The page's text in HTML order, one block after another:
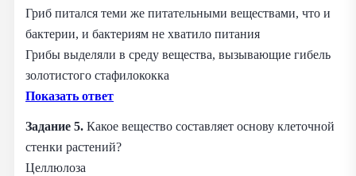
Гриб питался теми же питательными веществами, что и
бактерии, и бактериям не хватило питания
Грибы выделяли в среду вещества, вызывающие гибель
золотистого стафилококка
Показать ответ
Задание 5. Какое вещество составляет основу клеточной
стенки растений?
Целлюлоза